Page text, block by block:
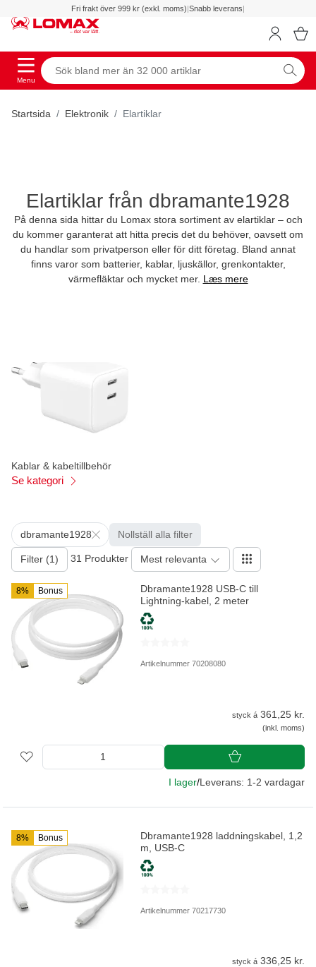
Fri frakt över 999 kr (exkl. moms)|Snabb leverans|
Menu
Startsida Elektronik Elartiklar
Elartiklar från dbramante1928
På denna sida hittar du Lomax stora sortiment av elartiklar – och
du kommer garanterat att hitta precis det du behöver, oavsett om
du handlar som privatperson eller för ditt företag. Bland annat
finns varor som batterier, kablar, ljuskällor, grenkontakter,
värmefläktar och mycket mer. Læs mere
Kablar & kabeltillbehör
Se kategori
dbramante1928 Nollställ alla filter
Filter (1) 31 Produkter Mest relevanta
8% Bonus
Dbramante1928 USB-C till
Lightning-kabel, 2 meter
Artikelnummer 70208080
styck á 361,25 kr.
(inkl. moms)
I lager/Leverans: 1-2 vardagar
8% Bonus
Dbramante1928 laddningskabel, 1,2
m, USB-C
Artikelnummer 70217730
styck á 336,25 kr.